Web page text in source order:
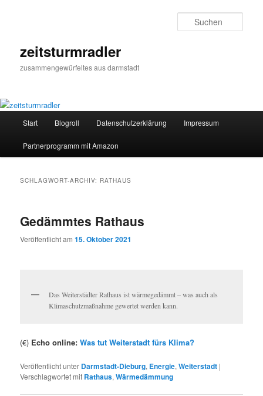
zeitsturmradler
zusammengewürfeltes aus darmstadt
Start Blogroll Datenschutzerklärung Impressum
Partnerprogramm mit Amazon
SCHLAGWORT-ARCHIV: RATHAUS
Gedämmtes Rathaus
Veröffentlicht am15. Oktober 2021
Das Weiterstädter Rathaus ist wärmegedämmt – was auch als
Klimaschutzmaßnahme gewertet werden kann.
(€) Echo online:Was tut Weiterstadt fürs Klima?
Veröffentlicht unter Darmstadt-Dieburg, Energie,Weiterstadt |
Verschlagwortet mit Rathaus,Wärmedämmung